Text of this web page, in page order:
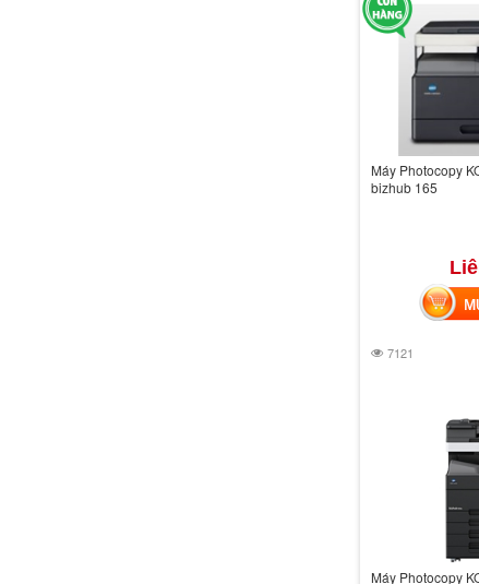
Máy Photocopy
bizhub 165
7121
Máy Photocopy